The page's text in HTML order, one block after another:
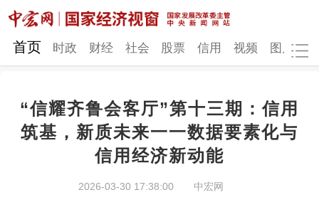
网站地图
时政 财经 社会 股票
视频 图片
中宏研究 营商环境
首页 时政 财经 社会 股票 信用 视频 图片
“信耀齐鲁会客厅”第十三期：信用
筑基，新质未来一一数据要素化与
信用经济新动能
2026-03-30 17:38:00 中宏网